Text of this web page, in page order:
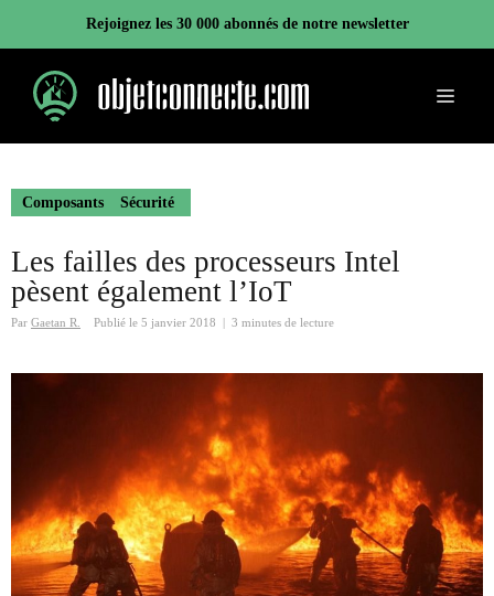
contenu
Rejoignez les 30 000 abonnés de notre newsletter
Menu
Composants Sécurité
Les failles des processeurs Intel
pèsent également l’IoT
Par Gaetan R. Publié le 5 janvier 2018 3 minutes de lecture